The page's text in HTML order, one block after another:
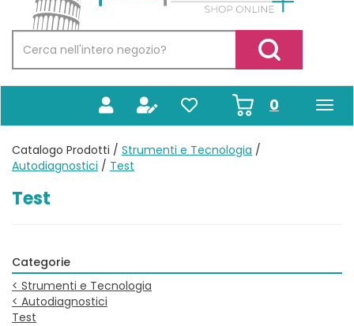
Prodotto
Cerca Prodotto
0prodotti
inseriti
Catalogo Prodotti / Strumenti e Tecnologia /
Autodiagnostici / Test
Test
Categorie
< Strumenti e Tecnologia
< Autodiagnostici
Test